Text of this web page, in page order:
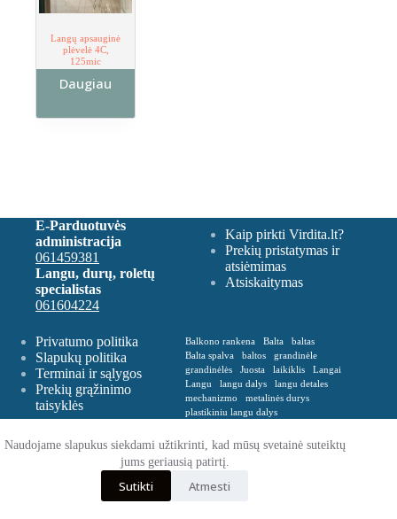
Naudojame slapukus siekdami užtikrinti, kad mūsų svetainė suteiktų
jums geriausią patirtį.
Sutikti Atmesti
Langų apsauginė
plėvelė 4C,
125mic
Daugiau
E-Parduotuvės
administracija
061459381
Langu, durų, roletų
specialistas
061604224
Kaip pirkti Virdita.lt?
Prekių pristatymas ir
atsiėmimas
Atsiskaitymas
Privatumo politika
Slapukų politika
Terminai ir sąlygos
Prekių grąžinimo
taisyklės
Balkono rankena Balta
baltas
Balta spalva
baltos
grandinėle
grandinėlės
Juosta laikiklis
Langai
Langu
langu dalys
langu detales
mechanizmo
metalinės durys
plastikiniu langu dalys
Rankena
Remontas
roletu dalys
roletų ir žaliuzių dalys
Spalva balta
VERTIKALIŲ